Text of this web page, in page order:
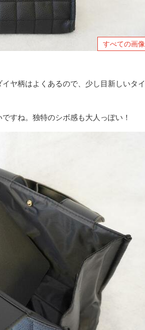
すべての画像
ヤ柄はよくあるので、少し目新しいタイ
すね。独特のシボ感も大人っぽい！